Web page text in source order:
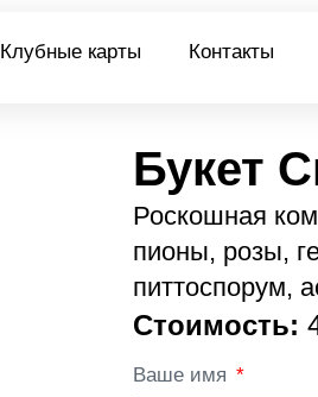
Клубные карты Контакты
Букет
Роскошная
пионы, розы,
питтоспорум,
Стоимость:
Ваше имя